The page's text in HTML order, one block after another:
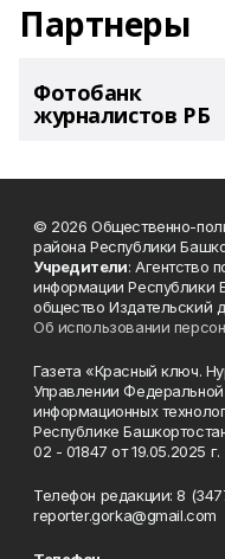
Партнеры
Фотобанк
журналистов РБ
© 2026 Общественно-
района Республики
Учредители: Агентство
информации Республики
общество Издательский
Об использовании
Газета «Красный ключ.
Управлении
информационных
Республике
02 - 01847 от 19.05.2025 г.
Телефон редакции: 8
reporter.gorka@gmail.com